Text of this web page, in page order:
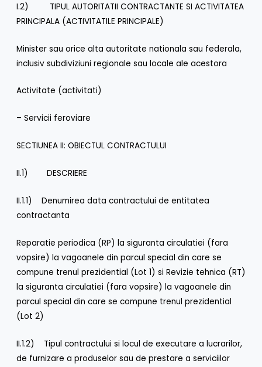
I.2) TIPUL AUTORITATII CONTRACTANTE SI ACTIVITATEA
PRINCIPALA (ACTIVITATILE PRINCIPALE)
Minister sau orice alta autoritate nationala sau federala,
inclusiv subdiviziuni regionale sau locale ale acestora
Activitate (activitati)
– Servicii feroviare
SECTIUNEA II: OBIECTUL CONTRACTULUI
II.1) DESCRIERE
II.1.1) Denumirea data contractului de entitatea
contractanta
Reparatie periodica (RP) la siguranta circulatiei (fara
vopsire) la vagoanele din parcul special din care se
compune trenul prezidential (Lot 1) si Revizie tehnica (RT)
la siguranta circulatiei (fara vopsire) la vagoanele din
parcul special din care se compune trenul prezidential
(Lot 2)
II.1.2) Tipul contractului si locul de executare a lucrarilor,
de furnizare a produselor sau de prestare a serviciilor